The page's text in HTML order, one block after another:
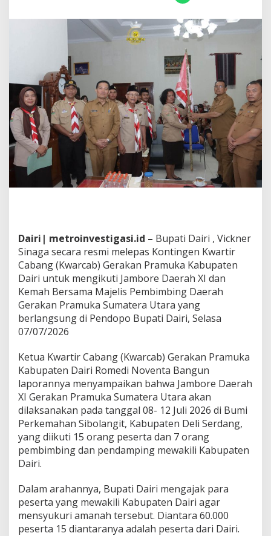
R
e
p
a
s
K
o
n
t
i
n
g
r
a
m
u
k
a
D
a
i
M
n
u
j
u
J
a
m
b
e
D
a
e
r
Dairi| metroinvestigasi.id – Bupati Dairi , Vickner
Sinaga secara resmi melepas Kontingen Kwartir
Cabang (Kwarcab) Gerakan Pramuka Kabupaten
Dairi untuk mengikuti Jambore Daerah XI dan
Kemah Bersama Majelis Pembimbing Daerah
Gerakan Pramuka Sumatera Utara yang
berlangsung di Pendopo Bupati Dairi, Selasa
07/07/2026
Ketua Kwartir Cabang (Kwarcab) Gerakan Pramuka
Kabupaten Dairi Romedi Noventa Bangun
laporannya menyampaikan bahwa Jambore Daerah
XI Gerakan Pramuka Sumatera Utara akan
dilaksanakan pada tanggal 08- 12 Juli 2026 di Bumi
Perkemahan Sibolangit, Kabupaten Deli Serdang,
yang diikuti 15 orang peserta dan 7 orang
pembimbing dan pendamping mewakili Kabupaten
Dairi.
Dalam arahannya, Bupati Dairi mengajak para
peserta yang mewakili Kabupaten Dairi agar
mensyukuri amanah tersebut. Diantara 60.000
peserta 15 diantaranya adalah peserta dari Dairi.